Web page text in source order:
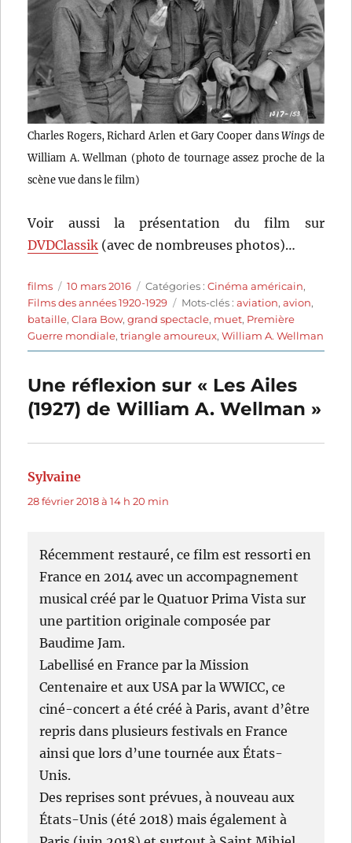
Charles Rogers, Richard Arlen et Gary Cooper dansWings de
William A. Wellman (photo de tournage assez proche de la
scène vue dans le film)
Voir aussi la présentation du film sur
DVDClassik (avec de nombreuses photos)…
Auteur
films
Publié
le
10 mars 2016 Catégories
Catégories :Cinéma américain,
Films des années 1920-1929
Étiquettes
Mots-clés :aviation,avion,
bataille,Clara Bow,grand spectacle, muet, Première
Guerre mondiale,triangle amoureux,William A. Wellman
Une réflexion sur « Les Ailes
(1927) de William A. Wellman »
Sylvaine
28 février 2018 à 14 h 20 min
Récemment restauré, ce film est ressorti en
France en 2014 avec un accompagnement
musical créé par le Quatuor Prima Vista sur
une partition originale composée par
Baudime Jam.
Labellisé en France par la Mission
Centenaire et aux USA par la WWICC, ce
ciné-concert a été créé à Paris, avant d’être
repris dans plusieurs festivals en France
ainsi que lors d’une tournée aux États-
Unis.
Des reprises sont prévues, à nouveau aux
États-Unis (été 2018) mais également à